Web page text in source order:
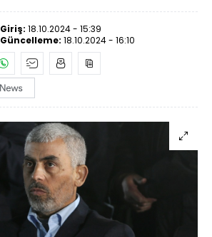
Giriş: 18.10.2024 - 15:39
Güncelleme: 18.10.2024 - 16:10